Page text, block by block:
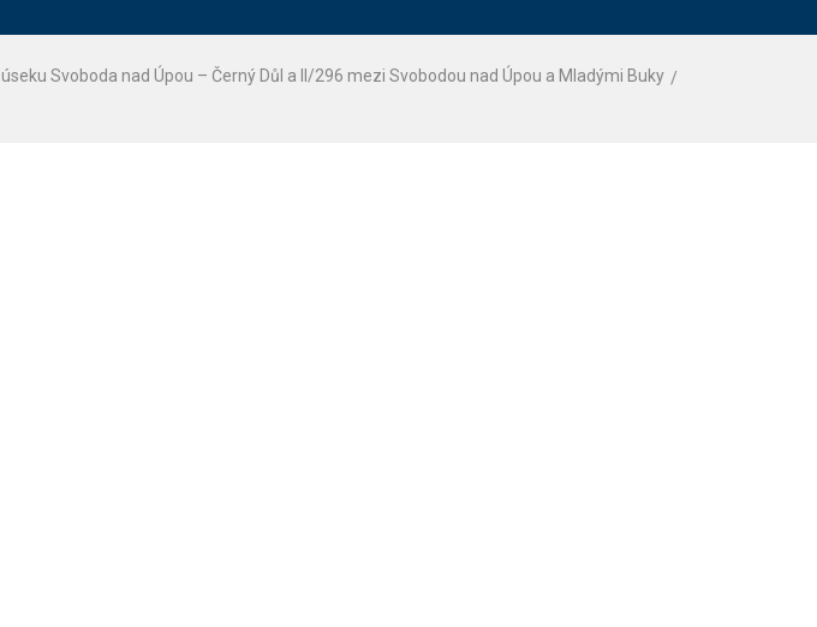
Svoboda nad Úpou – Černý Důl a II/296 mezi Svobodou nad Úpou a Mladými Buky